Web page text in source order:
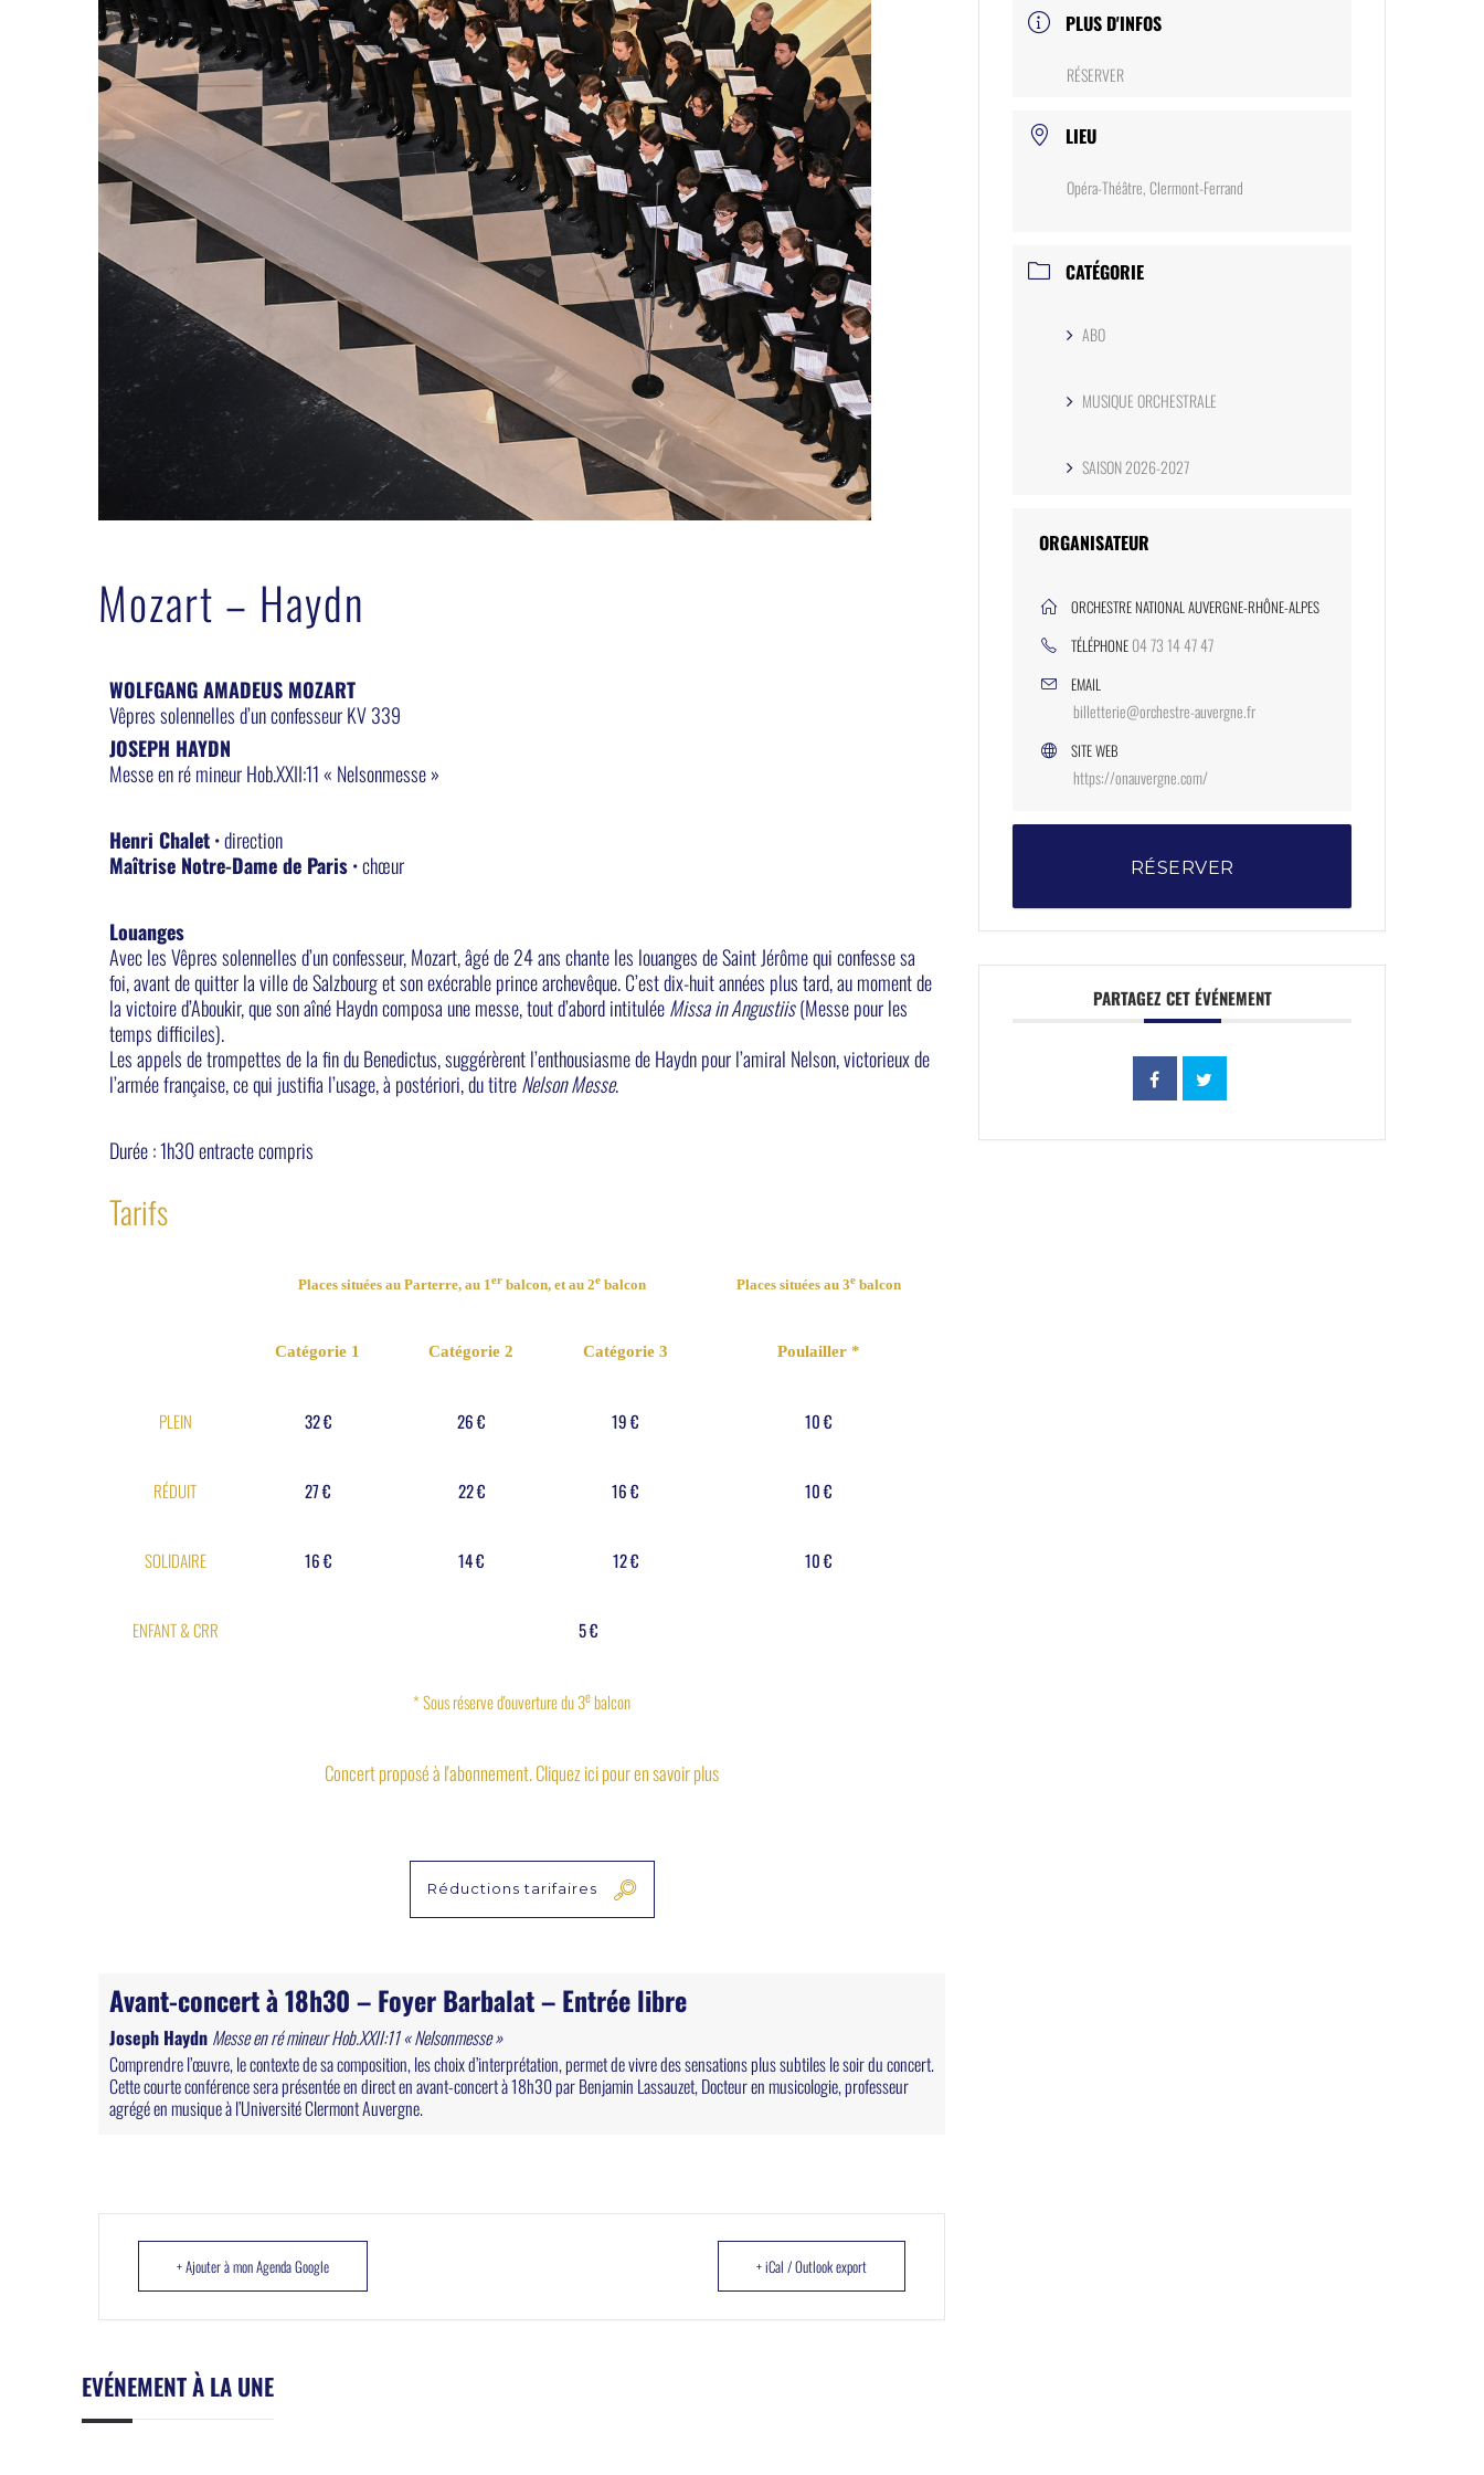
Mozart – Haydn
WOLFGANG AMADEUS MOZART
Vêpres solennelles d’un confesseur KV 339
JOSEPH HAYDN
Messe en ré mineur Hob.XXII:11 « Nelsonmesse »
Henri Chalet• direction
Maîtrise Notre-Dame de Paris• chœur
Louanges
Avec les Vêpres solennelles d’un confesseur, Mozart, âgé de 24 ans chante les louanges de Saint Jérôme qui confesse sa
foi, avant de quitter la ville de Salzbourg et son exécrable prince archevêque. C’est dix-huit années plus tard, au moment de
la victoire d’Aboukir, que son aîné Haydn composa une messe, tout d’abord intituléeMissa in Angustiis(Messe pour les
temps difficiles).
Les appels de trompettes de la fin du Benedictus, suggérèrent l’enthousiasme de Haydn pour l’amiral Nelson, victorieux de
l’armée française, ce qui justifia l’usage, à postériori, du titreNelson Messe.
Durée : 1h30 entracte compris
Tarifs
Places situées au Parterre, au 1erbalcon, et au 2ebalcon Places situées au 3ebalcon
Catégorie 1 Catégorie 2 Catégorie 3 Poulailler *
PLEIN 32 € 26 € 19 € 10 €
RÉDUIT 27 € 22 € 16 € 10 €
SOLIDAIRE 16 € 14 € 12 € 10 €
ENFANT & CRR 5 €
* Sous réserve d'ouverture du 3ebalcon
Concert proposé à l'abonnement. Cliquez ici pour en savoir plus
Réductions tarifaires
Avant-concert à 18h30 – Foyer Barbalat – Entrée libre
Joseph Haydn Messe en ré mineur Hob.XXII:11 « Nelsonmesse »
Comprendre l’œuvre, le contexte de sa composition, les choix d’interprétation, permet de vivre des sensations plus subtiles le soir du concert.
Cette courte conférence sera présentée en direct en avant-concert à 18h30 par Benjamin Lassauzet, Docteur en musicologie, professeur
agrégé en musique à l’Université Clermont Auvergne.
+ Ajouter à mon Agenda Google + iCal / Outlook export
PLUS D'INFOS
RÉSERVER
LIEU
Opéra-Théâtre, Clermont-Ferrand
CATÉGORIE
ABO
MUSIQUE ORCHESTRALE
SAISON 2026-2027
ORGANISATEUR
ORCHESTRE NATIONAL AUVERGNE-RHÔNE-ALPES
TÉLÉPHONE 04 73 14 47 47
EMAIL
billetterie@orchestre-auvergne.fr
SITE WEB
https://onauvergne.com/
RÉSERVER
PARTAGEZ CET ÉVÉNEMENT
EVÉNEMENT À LA UNE